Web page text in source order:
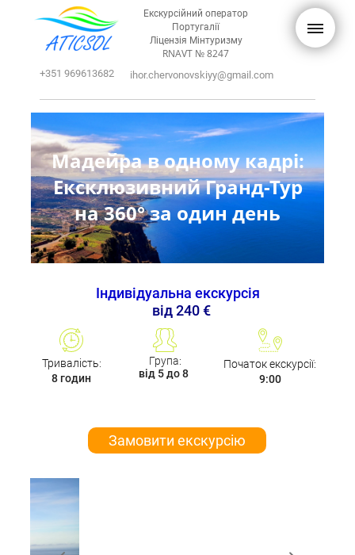
+351 969613682
Екскурсійний оператор
Португалії
Ліцензія Мінтуризму
RNAVT № 8247
ihor.chervonovskiyy@gmail.com
Мадейра в одному кадрі:
Ексклюзивний Гранд-Тур
на 360° за один день
Індивідуальна екскурсія
вiд 240€
Тривалість:
8 годин
Група:
вiд 5 до 8
Початок екскурсії:
9:00
Замовити екскурсію